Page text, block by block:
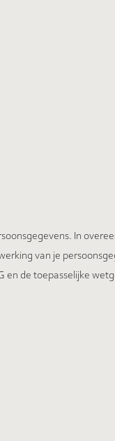
In
van je
en de toepasselijke